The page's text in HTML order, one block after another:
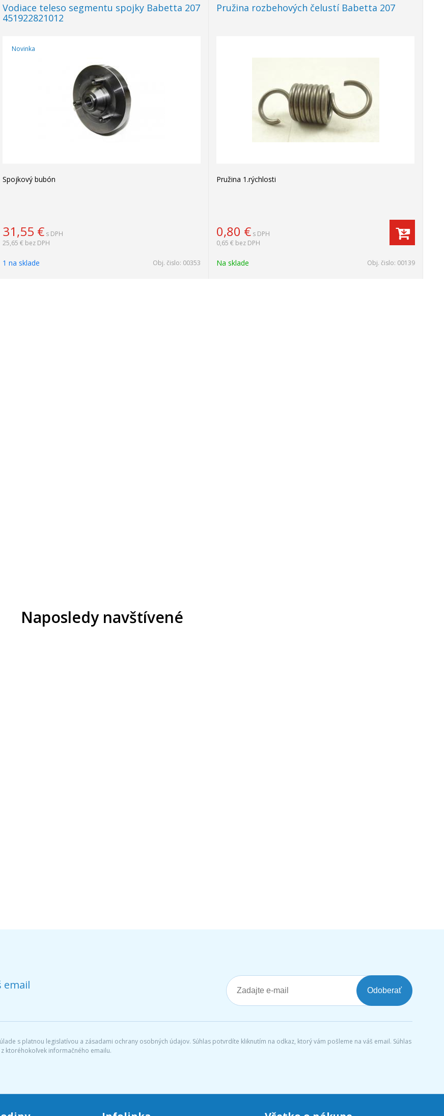
Vodiace teleso segmentu spojky Babetta 207
451922821012
Novinka
Spojkový bubón
31,55 € s DPH
25,65 € bez DPH
1 na sklade Obj. čislo: 00353
Pružina rozbehových čelustí Babetta 207
Pružina 1.rýchlosti
0,80 € s DPH
0,65 € bez DPH
Na sklade Obj. čislo: 00139
Naposledy navštívené
email Odoberať
s platnou legislatívou a zásadami ochrany osobných údajov. Súhlas potvrdíte kliknutím na odkaz, ktorý vám pošleme na váš email. Súhlas
ktoréhokoľvek informačného emailu.